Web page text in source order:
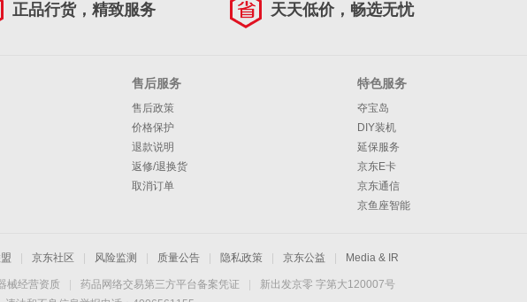
正品行货，精致服务 天天低价，畅选无忧
售后服务
售后政策
价格保护
退款说明
返修/退换货
取消订单
特色服务
夺宝岛
DIY装机
延保服务
京东E卡
京东通信
京鱼座智能
京东社区 风险监测 质量公告 隐私政策 京东公益 Media & IR
械经营资质 药品网络交易第三方平台备案凭证
新出发京零 字第大120007号